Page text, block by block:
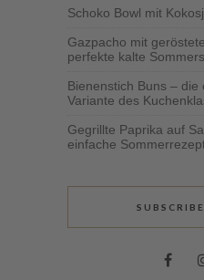
Schoko Bowl mit
Gazpacho mit
perfekte kalte
Bienenstich Buns – die
Variante des
Gegrillte Paprika auf
einfache